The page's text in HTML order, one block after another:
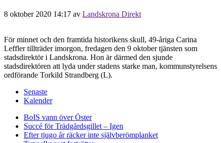
8 oktober 2020 14:17 av Landskrona Direkt
För minnet och den framtida historikens skull, 49-åriga Carina
Leffler tillträder imorgon, fredagen den 9 oktober tjänsten som
stadsdirektör i Landskrona. Hon är därmed den sjunde
stadsdirektören att lyda under stadens starke man, kommunstyrelsens
ordförande Torkild Strandberg (L).
Senaste
Kalender
BoIS vann över Öster
Succé för Trädgårdsgillet – Igen
Efter tjugo år räcker inte självberömplanket